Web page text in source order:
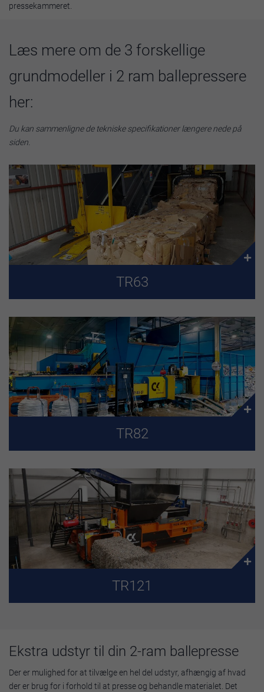
pressekammeret.
Læs mere om de 3 forskellige
grundmodeller i 2 ram ballepressere
her:
Du kan sammenligne de tekniske specifikationer længere nede på
siden.
TR63
TR82
TR121
Ekstra udstyr til din 2-ram ballepresse
Der er mulighed for at tilvælge en hel del udstyr, afhængig af hvad
der er brug for i forhold til at presse og behandle materialet. Det